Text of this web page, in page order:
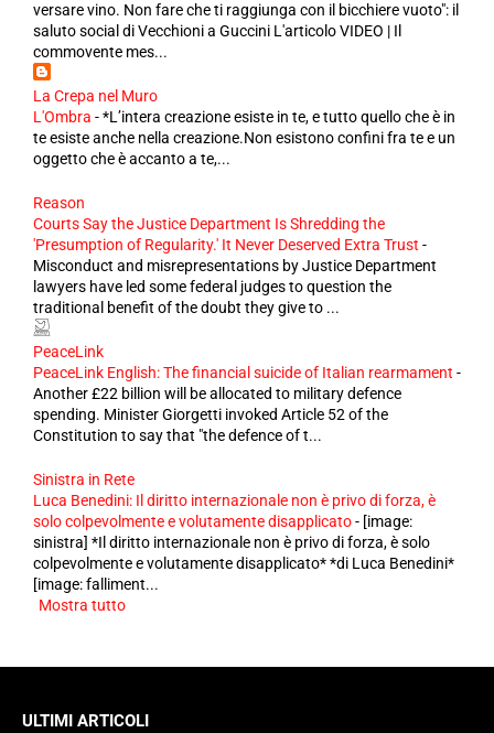
versare vino. Non fare che ti raggiunga con il bicchiere vuoto": il
saluto social di Vecchioni a Guccini L'articolo VIDEO | Il
commovente mes...
La Crepa nel Muro
L'Ombra -*L’intera creazione esiste in te, e tutto quello che è in
te esiste anche nella creazione.Non esistono confini fra te e un
oggetto che è accanto a te,...
Reason
Courts Say the Justice Department Is Shredding the
'Presumption of Regularity.' It Never Deserved Extra Trust -
Misconduct and misrepresentations by Justice Department
lawyers have led some federal judges to question the
traditional benefit of the doubt they give to ...
PeaceLink
PeaceLink English: The financial suicide of Italian rearmament -
Another £22 billion will be allocated to military defence
spending. Minister Giorgetti invoked Article 52 of the
Constitution to say that "the defence of t...
Sinistra in Rete
Luca Benedini: Il diritto internazionale non è privo di forza, è
solo colpevolmente e volutamente disapplicato- [image:
sinistra] *Il diritto internazionale non è privo di forza, è solo
colpevolmente e volutamente disapplicato* *di Luca Benedini*
[image: falliment...
Mostra tutto
ULTIMI ARTICOLI